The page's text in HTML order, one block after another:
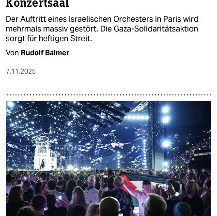
Konzertsaal
Der Auftritt eines israelischen Orchesters in Paris wird
mehrmals massiv gestört. Die Gaza-Solidaritätsaktion
sorgt für heftigen Streit.
Von Rudolf Balmer
7.11.2025